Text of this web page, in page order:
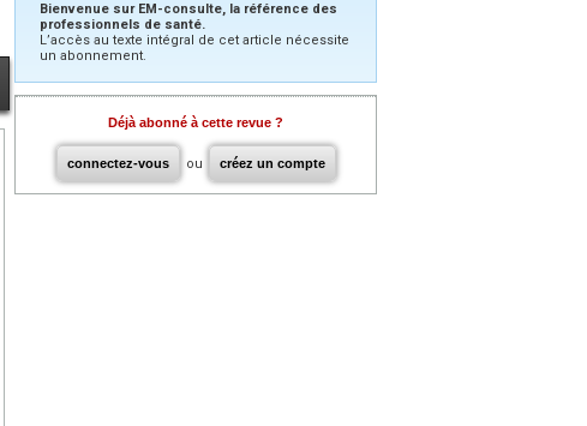
Bienvenue sur EM-consulte, la référence des
professionnels de santé.
L’accès au texte intégral de cet article nécessite
un abonnement.
Déjà abonné à cette revue ?
connectez-vous ou créez un compte